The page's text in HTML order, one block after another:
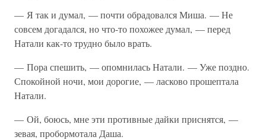
— Я так и думал, — почти обрадовался Миша. — Не
совсем догадался, но что-то похожее думал, — перед
Натали как-то трудно было врать.
— Пора спешить, — опомнилась Натали. — Уже поздно.
Спокойной ночи, мои дорогие, — ласково прошептала
Натали.
— Ой, боюсь, мне эти противные дайки приснятся, —
зевая, пробормотала Даша.